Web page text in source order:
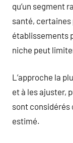
qu’un segment
santé, certaines
établissements
niche peut
L’approche la
et à les ajuster,
sont considérés
estimé.